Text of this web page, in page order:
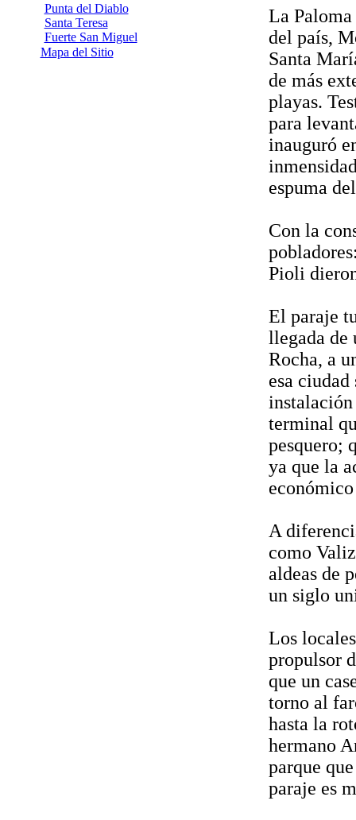
Punta del Diablo
Santa Teresa
Fuerte San Miguel
Mapa del Sitio
La
del país,
Santa
de más
playas.
para
inauguró
espuma
Con la
Pioli
El paraje
llegada de
Rocha, a
esa
instalación
terminal
pesquero;
ya que la
A
como
aldeas de
un siglo
Los
propulsor
que un
torno al
hasta la
hermano
parque
paraje es